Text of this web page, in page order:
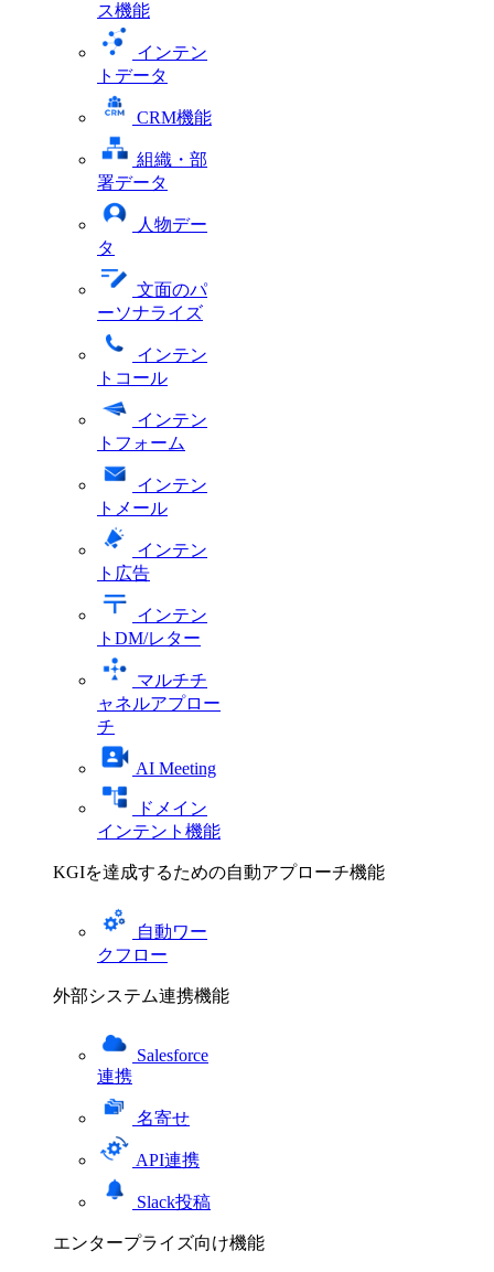
ス機能
インテン
トデータ
CRM機能
組織・部
署データ
人物デー
タ
文面のパ
ーソナライズ
インテン
トコール
インテン
トフォーム
インテン
トメール
インテン
ト広告
インテン
トDM/レター
マルチチ
ャネルアプロー
チ
AI Meeting
ドメイン
インテント機能
KGIを達成するための自動アプローチ機能
自動ワー
クフロー
外部システム連携機能
Salesforce
連携
名寄せ
API連携
Slack投稿
エンタープライズ向け機能